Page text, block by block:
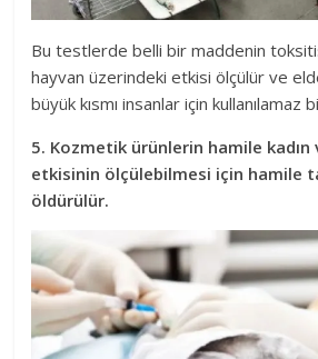
Bu testlerde belli bir maddenin
hayvan üzerindeki etkisi ölçülür ve
büyük kısmı insanlar için
5. Kozmetik ürünlerin hamile kadın
etkisinin ölçülebilmesi için hamile
öldürülür.